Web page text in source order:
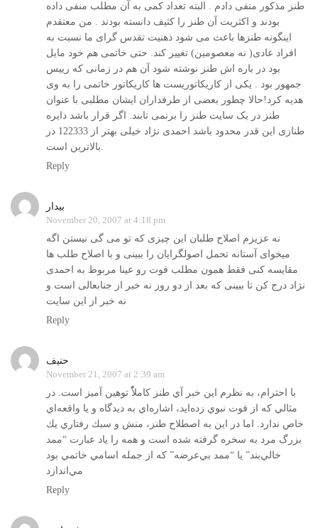
طنز مذکور منفی دادم . البته تعداد کمی به آن مطلب منفی داده
بودند و اکثریت آن طنز را کثیف دانسته بودند . من معتقدم
اینگونه طنزها باعث می شود ذهنیت تقدس گرای ما نسبت به
افراد عادی( نه معصومین) تغییر کند. حتی خاتمی هم خود مایل
بود در باره اش طنز نوشته شود آن هم در زمانی که رییس
جمهور بود . یکی از کاریکاتوریست ها کاریکاتور خاتمی را به وی
هدیه کرد!حالا چطور بعضی از طرفداران ایشان مطلبی با عنوان
طنز در یک سایت طنز را برنمی تابند. اگر قرار باشد دایره
طنازی این قدر محدود باشد احمدی نژاد خیلی بهتر از 122333 در
بالاترین است.
Reply
بیدار
November 20, 2007 at 4:18 pm
نه عزیزم اصلاح طلبان این چیزی که تو می گی نیستن اگه
میخوای آستانه تحمل اصولگرایان را ببینی و با اصلاح طلب ها
مقایسه کنی فقط همون مطلب فوت رو عینا مربوط به احمدی
نژاد درج کن تا ببینی که بعد از دو روز نه خبر از جنابعالی است و
نه خبر از این سایت
Reply
حنيف
November 21, 2007 at 2:39 am
با احترام، به نظرم اين خبر آي طنز كاملاًٌ توهين آميز است. در
مثالي كه از فوت نبوي زده‌ايد، اشاره‌اي به ديدگاه و يا واقعه‌اي
خاص ندارد. اما در اين به اصطلاح طنز، منش و سبك رفتاري يك
بزرگ مرد به سخره گرفته شده است و همه را ياد عبارت “ممد
خالي‌بند” يا “ممد بي‌عرضه” كه از جمله اسامي خاتمي بود
مي‌اندازد
Reply